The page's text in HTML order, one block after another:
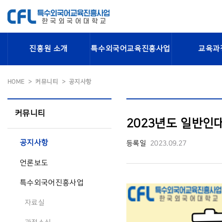
진흥원 소개 특수외국어교육진흥사업 교육과
HOME 커뮤니티 공지사항
커뮤니티
공지사항
언론보도
특수외국어진흥사업
자료실
2023년도 일반인
등록일 2023.09.27